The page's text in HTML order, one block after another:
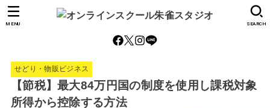
SEARCH
MENU
せどり・物販ビジネス
【節税】最大84万円国の制度を使用し課税対象
所得から控除する方法